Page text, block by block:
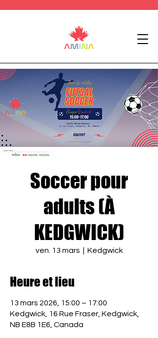
Soccer pour
adults (À
KEDGWICK)
ven. 13 mars Kedgwick
Heure et lieu
13 mars 2026, 15:00 – 17:00
Kedgwick, 16 Rue Fraser, Kedgwick,
NB E8B 1E6, Canada